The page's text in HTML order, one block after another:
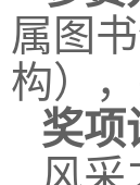
属图
构）
奖项